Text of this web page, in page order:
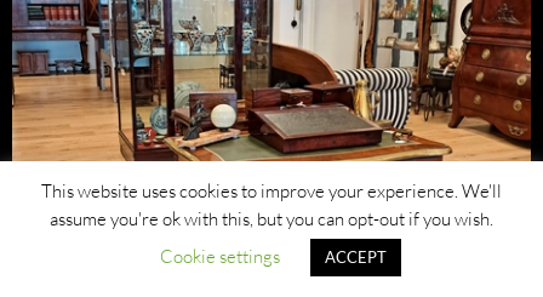
This website uses cookies to improve your experience. We'll
assume you're ok with this, but you can opt-out if you wish.
Cookie settings
ACCEPT